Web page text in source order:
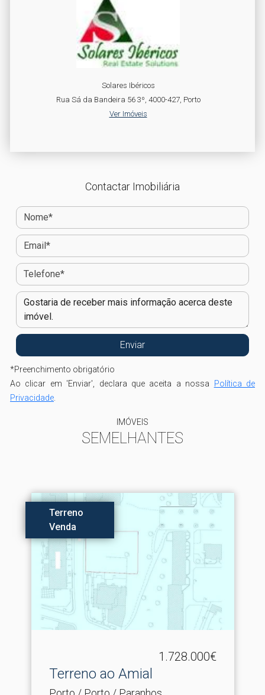
Solares Ibéricos
Rua Sá da Bandeira 56 3º, 4000-427, Porto
Ver Imóveis
Contactar Imobiliária
*Preenchimento obrigatório
Ao clicar em 'Enviar', declara que aceita a nossa Política de
Privacidade
IMÓVEIS
SEMELHANTES
Terreno
Venda
1.728.000€
Terreno ao Amial